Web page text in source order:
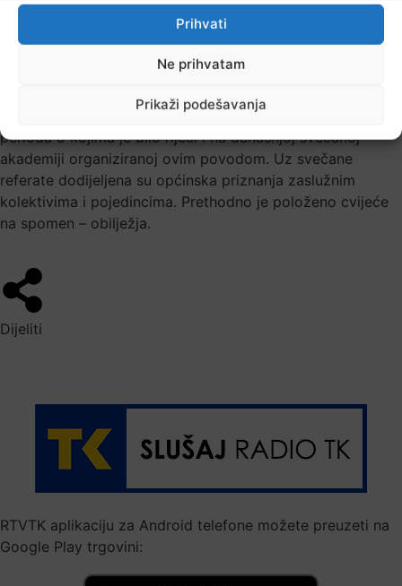
Prihvati
Ne prihvatam
Prikaži podešavanja
Dan općine 19.juni, općina Živinice dočekuje u znaku novih
preduzeća. To je samo dio postignuća iz poslijeratnog
perioda o kojima je bilo riječi i na današnjoj svečanoj
akademiji organiziranoj ovim povodom. Uz svečane
referate dodijeljena su općinska priznanja zaslužnim
kolektivima i pojedincima. Prethodno je položeno cvijeće
na spomen – obilježja.
Dijeliti
RTVTK aplikaciju za Android telefone možete preuzeti na
Google Play trgovini: